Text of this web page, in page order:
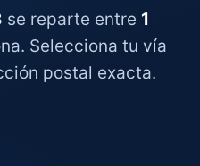
se reparte entre 1
Selecciona tu vía
postal exacta.